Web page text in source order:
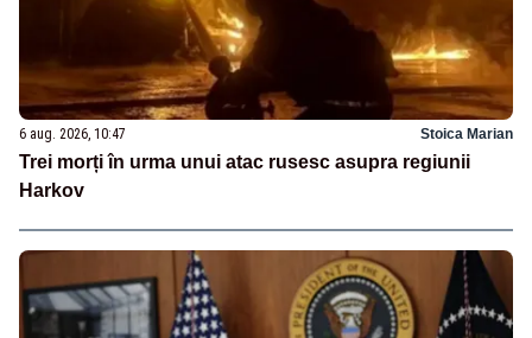
6 aug. 2026, 10:47 Stoica Marian
Trei morți în urma unui atac rusesc asupra regiunii
Harkov